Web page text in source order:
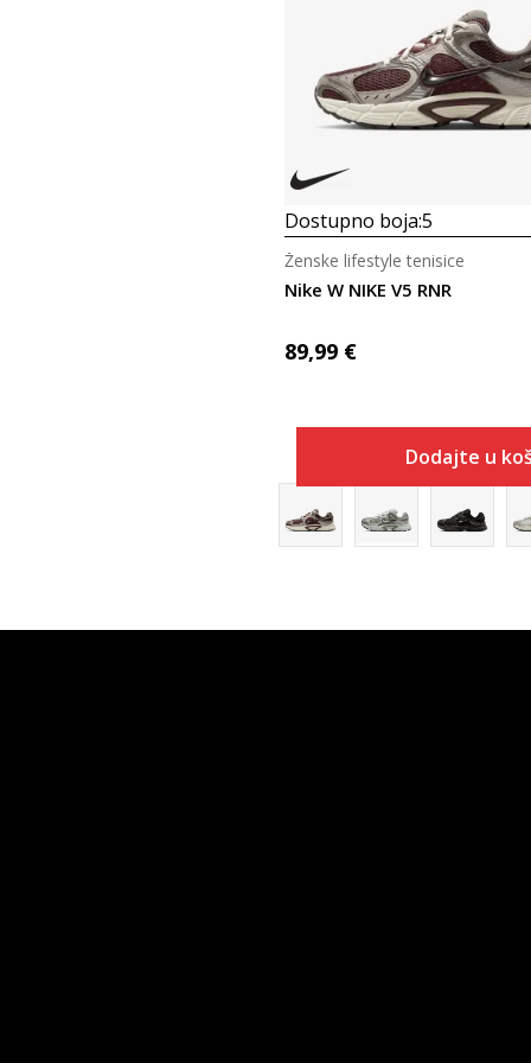
Dostupno boja:5
Nike W NIKE V5 RNR
Ženske lifestyle tenisice
89,99 €
Dodajte u